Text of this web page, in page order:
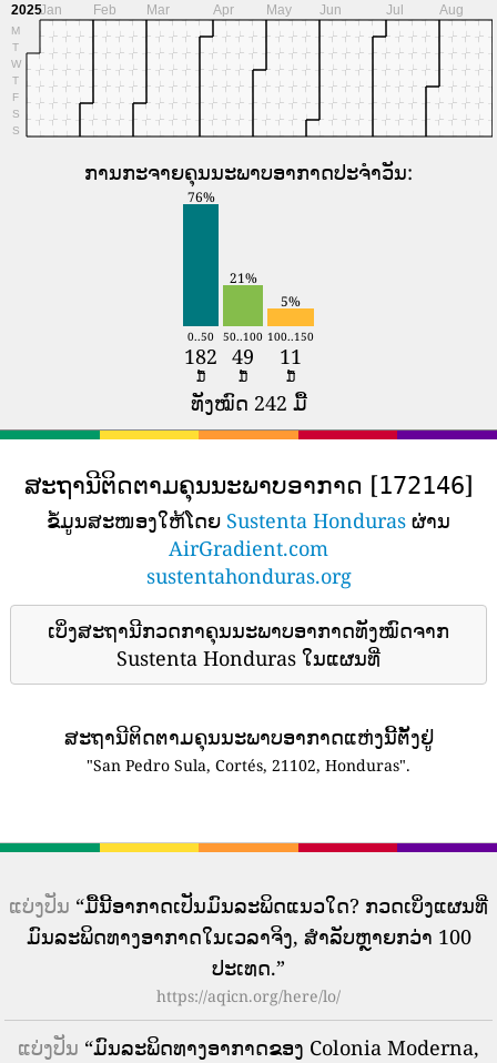
2025
M
T
W
T
F
S
S
Jan Feb Mar Apr May Jun Jul Aug
ການກະຈາຍຄຸນນະພາບອາກາດປະຈໍາວັນ:
76%
21%
5%
0..50 50..100 100..150
182 49 11
ມື້ ມື້ ມື້
ທັງໝົດ 242 ມື້
ສະຖານີຕິດຕາມຄຸນນະພາບອາກາດ [172146]
ຂໍ້ມູນສະໜອງໃຫ້ໂດຍ Sustenta Honduras ຜ່ານ
AirGradient.com
sustentahonduras.org
ເບິ່ງສະຖານີກວດກາຄຸນນະພາບອາກາດທັງໝົດຈາກ
Sustenta Honduras ໃນແຜນທີ່
ສະຖານີຕິດຕາມຄຸນນະພາບອາກາດແຫ່ງນີ້ຕັ້ງຢູ່
"San Pedro Sula, Cortés, 21102, Honduras".
ແບ່ງປັນ “ມື້ນີ້ອາກາດເປັນມົນລະພິດແນວໃດ? ກວດເບິ່ງແຜນທີ່
ມົນລະພິດທາງອາກາດໃນເວລາຈິງ, ສໍາລັບຫຼາຍກວ່າ 100
ປະເທດ.”
https://aqicn.org/here/lo/
ແບ່ງປັນ “ມົນລະພິດທາງອາກາດຂອງ Colonia Moderna,